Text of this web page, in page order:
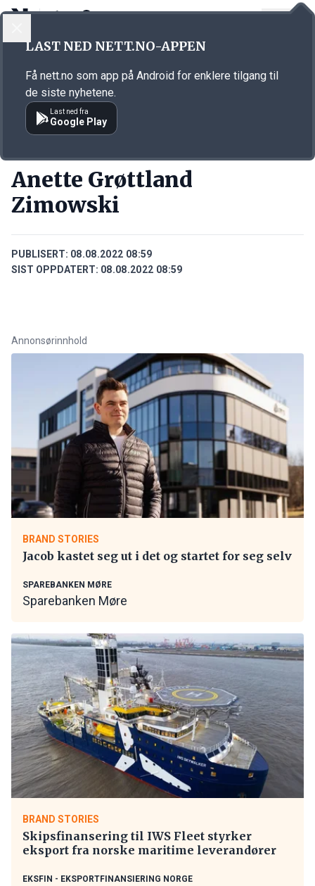
Annonsørinnhold
Anette Grøttland
Zimowski
PUBLISERT: 08.08.2022 08:59
SIST OPPDATERT: 08.08.2022 08:59
Annonsørinnhold
BRAND STORIES
Jacob kastet seg ut i det og startet for seg selv
SPAREBANKEN MØRE
Sparebanken Møre
BRAND STORIES
Skipsfinansering til IWS Fleet styrker
eksport fra norske maritime leverandører
EKSFIN - EKSPORTFINANSIERING NORGE
LAST NED NETT.NO-APPEN
Få nett.no som app på Android for enklere tilgang til
de siste nyhetene.
Last ned fra
Google Play